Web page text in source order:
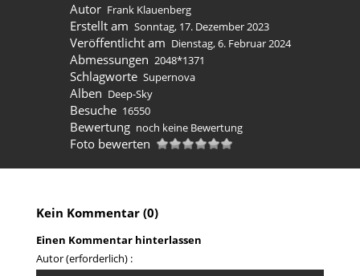
Autor Frank Klauenberg
Erstellt am Sonntag, 17. Dezember 2023
Veröffentlicht am Dienstag, 6. Februar 2024
Abmessungen 2048*1371
Schlagworte Supernova
Alben Deep-Sky
Besuche 16550
Bewertung noch keine Bewertung
Foto bewerten
Kein Kommentar (0)
Einen Kommentar hinterlassen
Autor (erforderlich) :